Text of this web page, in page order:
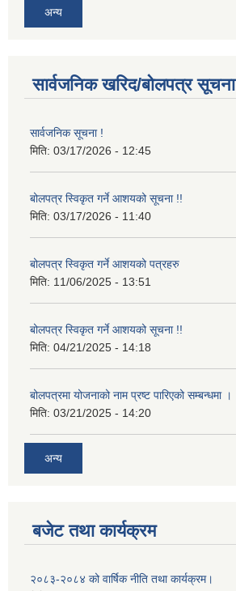
अन्य
सार्वजनिक खरिद/बोलपत्र सूचना
सार्वजनिक सूचना !
मिति: 03/17/2026 - 12:45
बोलपत्र स्विकृत गर्ने आशयको सूचना !!
मिति: 03/17/2026 - 11:40
बोलपत्र स्विकृत गर्ने आशयको पत्रहरु
मिति: 11/06/2025 - 13:51
बोलपत्र स्विकृत गर्ने आशयको सूचना !!
मिति: 04/21/2025 - 14:18
बोलपत्रमा योजनाको नाम प्रष्ट पारिएको सम्बन्धमा ।
मिति: 03/21/2025 - 14:20
अन्य
बजेट तथा कार्यक्रम
२०८३-२०८४ को वार्षिक नीति तथा कार्यक्रम।